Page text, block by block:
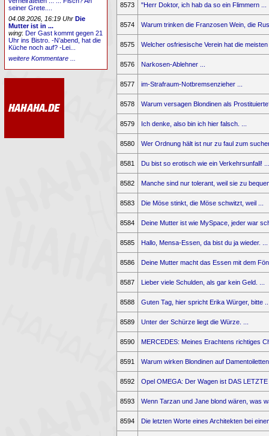
8573 "Herr Doktor, ich hab da so ein Flimmern ...
8574 Warum trinken die Franzosen Wein, die
8575 Welcher osfriesische Verein hat die meisten
8576 Narkosen-Ablehner ...
8577 im-Strafraum-Notbremsenzieher ...
8578 Warum versagen Blondinen als
8579 Ich denke, also bin ich hier falsch. ...
8580 Wer Ordnung hält ist nur zu faul zum
8581 Du bist so erotisch wie ein Verkehrsunfall! ...
8582 Manche sind nur tolerant, weil sie zu
8583 Die Möse stinkt, die Möse schwitzt, weil ...
8584 Deine Mutter ist wie MySpace, jeder war
8585 Hallo, Mensa-Essen, da bist du ja wieder. ...
8586 Deine Mutter macht das Essen mit dem
8587 Lieber viele Schulden, als gar kein Geld. ...
8588 Guten Tag, hier spricht Erika Würger, bitte
8589 Unter der Schürze liegt die Würze. ...
8590 MERCEDES: Meines Erachtens richtiges
8591 Warum wirken Blondinen auf
8592 Opel OMEGA: Der Wagen ist DAS LETZTE
8593 Wenn Tarzan und Jane blond wären, was
8594 Die letzten Worte eines Architekten bei
seiner Grete....
04.08.2026, 16:19 Uhr Die
Mutter ist in ...
wing:Der Gast kommt gegen 21
Uhr ins Bistro. -N’abend, hat die
Küche noch auf? -Lei...
weitere Kommentare ...